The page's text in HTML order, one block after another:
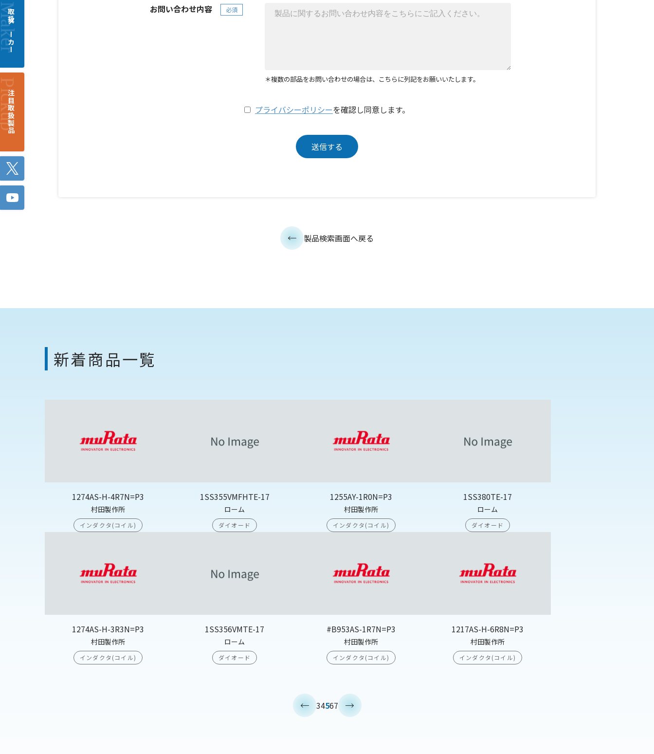
お問い合わせ内容 必須
＊複数の部品をお問い合わせの場合は、こちらに列記をお願いいたします。
プライバシーポリシーを確認し同意します。
製品検索画面へ戻る
新着商品一覧
1274AS-H-4R7N=P3
村田製作所
インダクタ(コイル)
1SS355VMFHTE-17
ローム
ダイオード
1255AY-1R0N=P3
村田製作所
インダクタ(コイル)
1SS380TE-17
ローム
ダイオード
1274AS-H-3R3N=P3
村田製作所
インダクタ(コイル)
1SS356VMTE-17
ローム
ダイオード
#B953AS-1R7N=P3
村田製作所
インダクタ(コイル)
1217AS-H-6R8N=P3
村田製作所
インダクタ(コイル)
34567
取扱メーカー
注目取扱製品